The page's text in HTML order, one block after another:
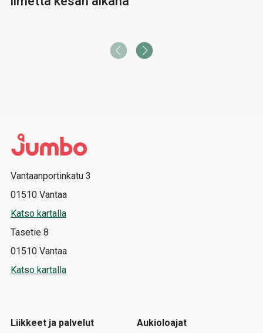
Vantaanportinkatu 3
01510 Vantaa
Katso kartalla
Tasetie 8
01510 Vantaa
Katso kartalla
Liikkeet ja palvelut Aukioloajat